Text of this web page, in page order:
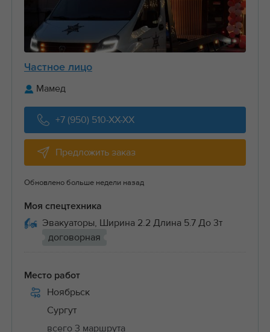
Частное лицо
Мамед
+7 (950) 510-XX-XX
Предложить заказ
Обновлено больше недели назад
Моя спецтехника
Эвакуаторы, Ширина 2.2 Длина 5.7 До 3т
договорная
Место работ
Ноябрьск
Сургут
всего 3 маршрута